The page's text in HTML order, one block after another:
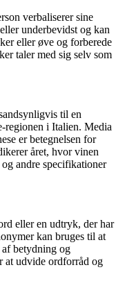
verbaliserer sine
underbevidst og kan
eller øve og forberede
taler med sig selv som
til en
regionen i Italien. Media
er betegnelsen for
året, hvor vinen
andre specifikationer
eller en udtryk, der har
kan bruges til at
betydning og
at udvide ordforråd og